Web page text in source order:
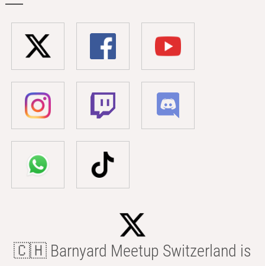
🇨🇭 Barnyard Meetup Switzerland is